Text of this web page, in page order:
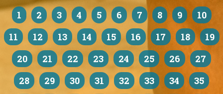
1 2 3 4 5 6 7 8 9
10
11
12 13 14 15 16 17 18
19
20
21 22 23 24 25 26
27
28
29 30 31 32 33 34
35